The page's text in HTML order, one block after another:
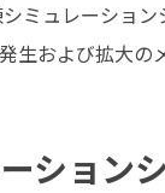
ミュレーショ
生および拡大
ション